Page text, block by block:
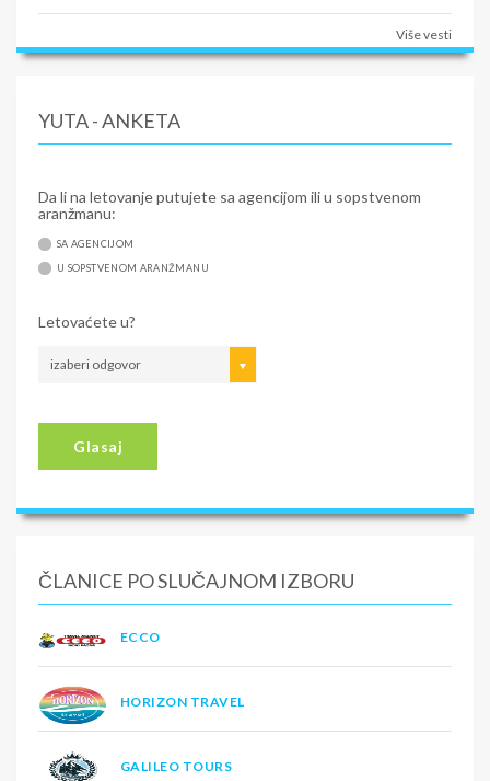
Više vesti
YUTA - ANKETA
Da li na letovanje putujete sa agencijom ili u sopstvenom
aranžmanu:
SA AGENCIJOM
U SOPSTVENOM ARANŽMANU
Letovaćete u?
izaberi odgovor
Glasaj
ČLANICE PO SLUČAJNOM IZBORU
ECCO
HORIZON TRAVEL
GALILEO TOURS